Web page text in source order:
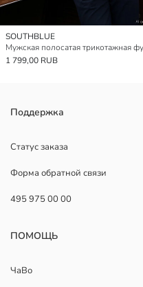
SOUTHBLUE
1 799,00 RUB
Поддержка
Статус заказа
Форма обратной связи
495 975 00 00
ПОМОЩЬ
ЧаВо